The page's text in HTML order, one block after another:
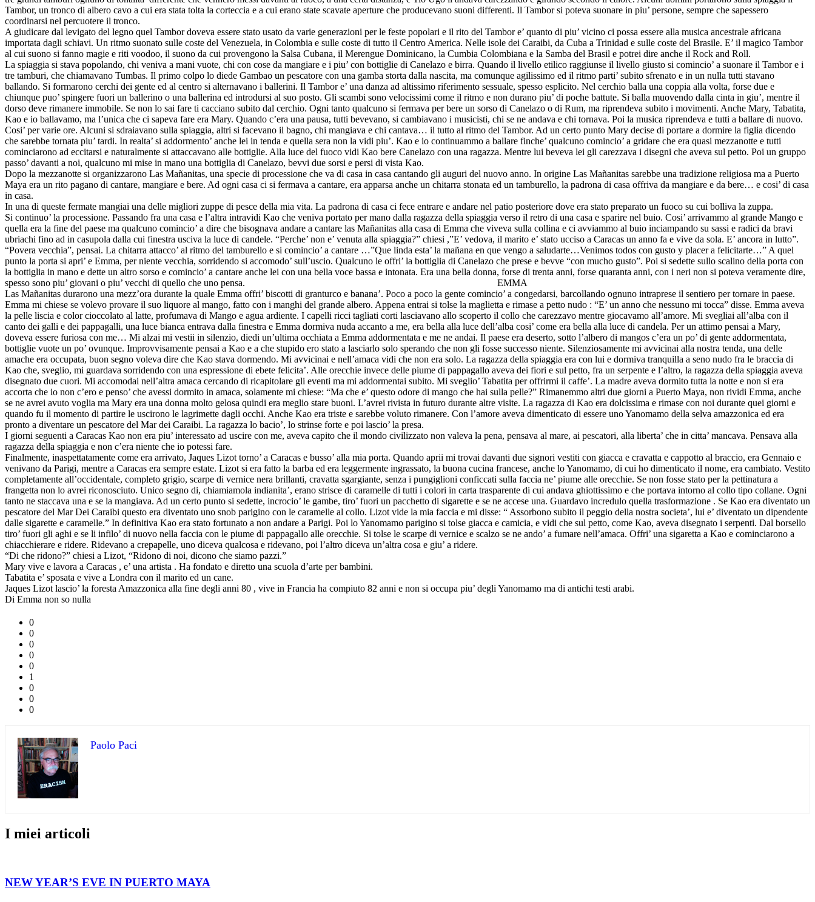
Tambor, un tronco di albero cavo a cui era stata tolta la corteccia e a cui erano state scavate aperture che producevano suoni differenti. Il Tambor si poteva suonare in piu’ persone, sempre che sapessero
coordinarsi nel percuotere il tronco.
A giudicare dal levigato del legno quel Tambor doveva essere stato usato da varie generazioni per le feste popolari e il rito del Tambor e’ quanto di piu’ vicino ci possa essere alla musica ancestrale africana
importata dagli schiavi. Un ritmo suonato sulle coste del Venezuela, in Colombia e sulle coste di tutto il Centro America. Nelle isole dei Caraibi, da Cuba a Trinidad e sulle coste del Brasile. E’ il magico Tambor
al cui suono si fanno magie e riti voodoo, il suono da cui provengono la Salsa Cubana, il Merengue Dominicano, la Cumbia Colombiana e la Samba del Brasil e potrei dire anche il Rock and Roll.
La spiaggia si stava popolando, chi veniva a mani vuote, chi con cose da mangiare e i piu’ con bottiglie di Canelazo e birra. Quando il livello etilico raggiunse il livello giusto si comincio’ a suonare il Tambor e i
tre tamburi, che chiamavano Tumbas. Il primo colpo lo diede Gambao un pescatore con una gamba storta dalla nascita, ma comunque agilissimo ed il ritmo parti’ subito sfrenato e in un nulla tutti stavano
ballando. Si formarono cerchi dei gente ed al centro si alternavano i ballerini. Il Tambor e’ una danza ad altissimo riferimento sessuale, spesso esplicito. Nel cerchio balla una coppia alla volta, forse due e
chiunque puo’ spingere fuori un ballerino o una ballerina ed introdursi al suo posto. Gli scambi sono velocissimi come il ritmo e non durano piu’ di poche battute. Si balla muovendo dalla cinta in giu’, mentre il
dorso deve rimanere immobile. Se non lo sai fare ti cacciano subito dal cerchio. Ogni tanto qualcuno si fermava per bere un sorso di Canelazo o di Rum, ma riprendeva subito i movimenti. Anche Mary, Tabatita,
Kao e io ballavamo, ma l’unica che ci sapeva fare era Mary. Quando c’era una pausa, tutti bevevano, si cambiavano i musicisti, chi se ne andava e chi tornava. Poi la musica riprendeva e tutti a ballare di nuovo.
Cosi’ per varie ore. Alcuni si sdraiavano sulla spiaggia, altri si facevano il bagno, chi mangiava e chi cantava… il tutto al ritmo del Tambor. Ad un certo punto Mary decise di portare a dormire la figlia dicendo
che sarebbe tornata piu’ tardi. In realta’ si addormento’ anche lei in tenda e quella sera non la vidi piu’. Kao e io continuammo a ballare finche’ qualcuno comincio’ a gridare che era quasi mezzanotte e tutti
cominciarono ad eccitarsi e naturalmente si attaccavano alle bottiglie. Alla luce del fuoco vidi Kao bere Canelazo con una ragazza. Mentre lui beveva lei gli carezzava i disegni che aveva sul petto. Poi un gruppo
passo’ davanti a noi, qualcuno mi mise in mano una bottiglia di Canelazo, bevvi due sorsi e persi di vista Kao.
Dopo la mezzanotte si organizzarono Las Mañanitas, una specie di processione che va di casa in casa cantando gli auguri del nuovo anno. In origine Las Mañanitas sarebbe una tradizione religiosa ma a Puerto
Maya era un rito pagano di cantare, mangiare e bere. Ad ogni casa ci si fermava a cantare, era apparsa anche un chitarra stonata ed un tamburello, la padrona di casa offriva da mangiare e da bere… e cosi’ di casa
in casa.
In una di queste fermate mangiai una delle migliori zuppe di pesce della mia vita. La padrona di casa ci fece entrare e andare nel patio posteriore dove era stato preparato un fuoco su cui bolliva la zuppa.
Si continuo’ la processione. Passando fra una casa e l’altra intravidi Kao che veniva portato per mano dalla ragazza della spiaggia verso il retro di una casa e sparire nel buio. Cosi’ arrivammo al grande Mango e
quella era la fine del paese ma qualcuno comincio’ a dire che bisognava andare a cantare las Mañanitas alla casa di Emma che viveva sulla collina e ci avviammo al buio inciampando su sassi e radici da bravi
ubriachi fino ad in casupola dalla cui finestra usciva la luce di candele. “Perche’ non e’ venuta alla spiaggia?” chiesi ,”E’ vedova, il marito e’ stato ucciso a Caracas un anno fa e vive da sola. E’ ancora in lutto”.
“Povera vecchia”, pensai. La chitarra attacco’ al ritmo del tamburello e si comincio’ a cantare …”Que linda esta’ la mañana en que vengo a saludarte…Venimos todos con gusto y placer a felicitarte…” A quel
punto la porta si apri’ e Emma, per niente vecchia, sorridendo si accomodo’ sull’uscio. Qualcuno le offri’ la bottiglia di Canelazo che prese e bevve “con mucho gusto”. Poi si sedette sullo scalino della porta con
la bottiglia in mano e dette un altro sorso e comincio’ a cantare anche lei con una bella voce bassa e intonata. Era una bella donna, forse di trenta anni, forse quaranta anni, con i neri non si poteva veramente dire,
spesso sono piu’ giovani o piu’ vecchi di quello che uno pensa. EMMA
Las Mañanitas durarono una mezz’ora durante la quale Emma offri’ biscotti di granturco e banana’. Poco a poco la gente comincio’ a congedarsi, barcollando ognuno intraprese il sentiero per tornare in paese.
Emma mi chiese se volevo provare il suo liquore al mango, fatto con i manghi del grande albero. Appena entrai si tolse la maglietta e rimase a petto nudo : “E’ un anno che nessuno mi tocca” disse. Emma aveva
la pelle liscia e color cioccolato al latte, profumava di Mango e agua ardiente. I capelli ricci tagliati corti lasciavano allo scoperto il collo che carezzavo mentre giocavamo all’amore. Mi svegliai all’alba con il
canto dei galli e dei pappagalli, una luce bianca entrava dalla finestra e Emma dormiva nuda accanto a me, era bella alla luce dell’alba cosi’ come era bella alla luce di candela. Per un attimo pensai a Mary,
doveva essere furiosa con me… Mi alzai mi vestii in silenzio, diedi un’ultima occhiata a Emma addormentata e me ne andai. Il paese era deserto, sotto l’albero di mangos c’era un po’ di gente addormentata,
bottiglie vuote un po’ ovunque. Improvvisamente pensai a Kao e a che stupido ero stato a lasciarlo solo sperando che non gli fosse successo niente. Silenziosamente mi avvicinai alla nostra tenda, una delle
amache era occupata, buon segno voleva dire che Kao stava dormendo. Mi avvicinai e nell’amaca vidi che non era solo. La ragazza della spiaggia era con lui e dormiva tranquilla a seno nudo fra le braccia di
Kao che, sveglio, mi guardava sorridendo con una espressione di ebete felicita’. Alle orecchie invece delle piume di pappagallo aveva dei fiori e sul petto, fra un serpente e l’altro, la ragazza della spiaggia aveva
disegnato due cuori. Mi accomodai nell’altra amaca cercando di ricapitolare gli eventi ma mi addormentai subito. Mi sveglio’ Tabatita per offrirmi il caffe’. La madre aveva dormito tutta la notte e non si era
accorta che io non c’ero e penso’ che avessi dormito in amaca, solamente mi chiese: “Ma che e’ questo odore di mango che hai sulla pelle?” Rimanemmo altri due giorni a Puerto Maya, non rividi Emma, anche
se ne avrei avuto voglia ma Mary era una donna molto gelosa quindi era meglio stare buoni. L’avrei rivista in futuro durante altre visite. La ragazza di Kao era dolcissima e rimase con noi durante quei giorni e
quando fu il momento di partire le uscirono le lagrimette dagli occhi. Anche Kao era triste e sarebbe voluto rimanere. Con l’amore aveva dimenticato di essere uno Yanomamo della selva amazzonica ed era
pronto a diventare un pescatore del Mar dei Caraibi. La ragazza lo bacio’, lo strinse forte e poi lascio’ la presa.
I giorni seguenti a Caracas Kao non era piu’ interessato ad uscire con me, aveva capito che il mondo civilizzato non valeva la pena, pensava al mare, ai pescatori, alla liberta’ che in citta’ mancava. Pensava alla
ragazza della spiaggia e non c’era niente che io potessi fare.
Finalmente, inaspettatamente come era arrivato, Jaques Lizot torno’ a Caracas e busso’ alla mia porta. Quando aprii mi trovai davanti due signori vestiti con giacca e cravatta e cappotto al braccio, era Gennaio e
venivano da Parigi, mentre a Caracas era sempre estate. Lizot si era fatto la barba ed era leggermente ingrassato, la buona cucina francese, anche lo Yanomamo, di cui ho dimenticato il nome, era cambiato. Vestito
completamente all’occidentale, completo grigio, scarpe di vernice nera brillanti, cravatta sgargiante, senza i pungiglioni conficcati sulla faccia ne’ piume alle orecchie. Se non fosse stato per la pettinatura a
frangetta non lo avrei riconosciuto. Unico segno di, chiamiamola indianita’, erano strisce di caramelle di tutti i colori in carta trasparente di cui andava ghiottissimo e che portava intorno al collo tipo collane. Ogni
tanto ne staccava una e se la mangiava. Ad un certo punto si sedette, incrocio’ le gambe, tiro’ fuori un pacchetto di sigarette e se ne accese una. Guardavo incredulo quella trasformazione . Se Kao era diventato un
pescatore del Mar Dei Caraibi questo era diventato uno snob parigino con le caramelle al collo. Lizot vide la mia faccia e mi disse: “ Assorbono subito il peggio della nostra societa’, lui e’ diventato un dipendente
dalle sigarette e caramelle.” In definitiva Kao era stato fortunato a non andare a Parigi. Poi lo Yanomamo parigino si tolse giacca e camicia, e vidi che sul petto, come Kao, aveva disegnato i serpenti. Dal borsello
tiro’ fuori gli aghi e se li infilo’ di nuovo nella faccia con le piume di pappagallo alle orecchie. Si tolse le scarpe di vernice e scalzo se ne ando’ a fumare nell’amaca. Offri’ una sigaretta a Kao e cominciarono a
chiacchierare e ridere. Ridevano a crepapelle, uno diceva qualcosa e ridevano, poi l’altro diceva un’altra cosa e giu’ a ridere.
“Di che ridono?” chiesi a Lizot, “Ridono di noi, dicono che siamo pazzi.”
Mary vive e lavora a Caracas , e’ una artista . Ha fondato e diretto una scuola d’arte per bambini.
Tabatita e’ sposata e vive a Londra con il marito ed un cane.
Jaques Lizot lascio’ la foresta Amazzonica alla fine degli anni 80 , vive in Francia ha compiuto 82 anni e non si occupa piu’ degli Yanomamo ma di antichi testi arabi.
Di Emma non so nulla
0
0
0
0
0
1
0
0
0
Paolo Paci
I miei articoli
NEW YEAR’S EVE IN PUERTO MAYA